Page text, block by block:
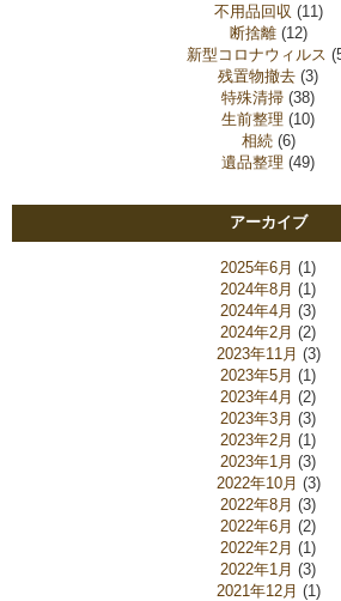
不用品回収 (11)
断捨離(12)
新型コロナウィルス
残置物撤去 (3)
特殊清掃 (38)
生前整理 (10)
相続(6)
遺品整理 (49)
アーカイブ
2025年6月 (1)
2024年8月 (1)
2024年4月 (3)
2024年2月 (2)
2023年11月 (3)
2023年5月 (1)
2023年4月 (2)
2023年3月 (3)
2023年2月 (1)
2023年1月 (3)
2022年10月 (3)
2022年8月 (3)
2022年6月 (2)
2022年2月 (1)
2022年1月 (3)
2021年12月 (1)